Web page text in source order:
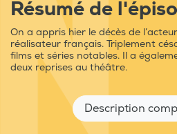
Résumé de
On a appris hier le décès de
réalisateur français. Triplement
films et séries notables. Il a
deux reprises au théâtre.
Description